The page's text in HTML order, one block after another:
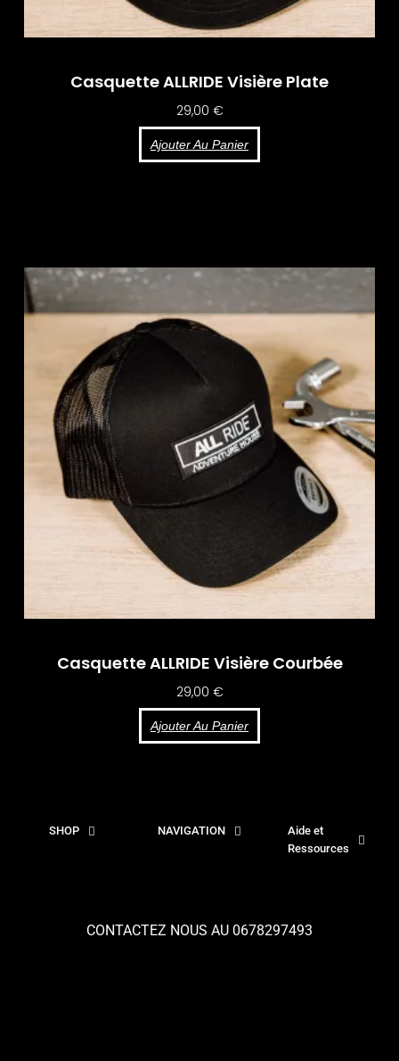
Casquette ALLRIDE Visière Plate
29,00 €
Ajouter Au Panier
Casquette ALLRIDE Visière Courbée
29,00 €
Ajouter Au Panier
SHOP NAVIGATION
Aide et
Ressources
CONTACTEZ NOUS AU 0678297493